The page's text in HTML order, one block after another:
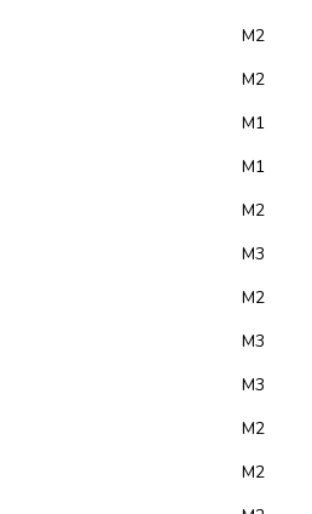
M2
M2
M1
M1
M2
M3
M2
M3
M3
M2
M2